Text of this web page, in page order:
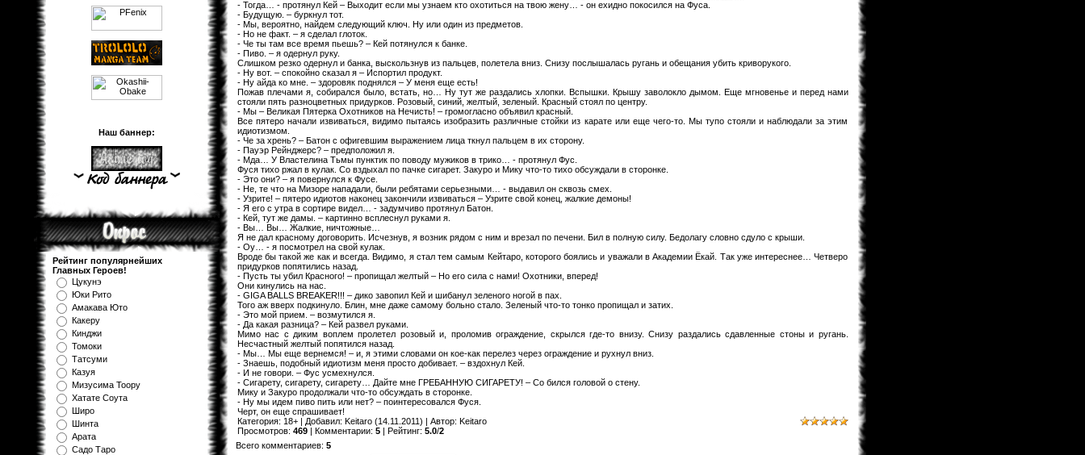
Наш баннер:
Рейтинг популярнейших
Главных Героев!
Цукунэ
Юки Рито
Амакава Юто
Какеру
Кинджи
Томоки
Татсуми
Казуя
Мизуcима Тоору
Хатате Соута
Широ
Шинта
Арата
Садо Таро
- Тогда… - протянул Кей – Выходит если мы узнаем кто охотиться на твою жену… - он ехидно покосился на Фуса.
- Будущую. – буркнул тот.
- Мы, вероятно, найдем следующий ключ. Ну или один из предметов.
- Но не факт. – я сделал глоток.
- Че ты там все время пьешь? – Кей потянулся к банке.
- Пиво. – я одернул руку.
Слишком резко одернул и банка, выскользнув из пальцев, полетела вниз. Снизу послышалась ругань и обещания убить криворукого.
- Ну вот. – спокойно сказал я – Испортил продукт.
- Ну айда ко мне. – здоровяк поднялся – У меня еще есть!
Пожав плечами я, собирался было, встать, но… Ну тут же раздались хлопки. Вспышки. Крышу заволокло дымом. Еще мгновенье и перед нами
стояли пять разноцветных придурков. Розовый, синий, желтый, зеленый. Красный стоял по центру.
- Мы – Великая Пятерка Охотников на Нечисть! – громогласно объявил красный.
Все пятеро начали извиваться, видимо пытаясь изобразить различные стойки из карате или еще чего-то. Мы тупо стояли и наблюдали за этим
идиотизмом.
- Че за хрень? – Батон с офигевшим выражением лица ткнул пальцем в их сторону.
- Пауэр Рейнджерс? – предположил я.
- Мда… У Властелина Тьмы пунктик по поводу мужиков в трико… - протянул Фус.
Фуся тихо ржал в кулак. Со вздыхал по пачке сигарет. Закуро и Мику что-то тихо обсуждали в сторонке.
- Это они? – я повернулся к Фусе.
- Не, те что на Мизоре нападали, были ребятами серьезными… - выдавил он сквозь смех.
- Узрите! – пятеро идиотов наконец закончили извиваться – Узрите свой конец, жалкие демоны!
- Я его с утра в сортире видел… - задумчиво протянул Батон.
- Кей, тут же дамы. – картинно всплеснул руками я.
- Вы… Вы… Жалкие, ничтожные…
Я не дал красному договорить. Исчезнув, я возник рядом с ним и врезал по печени. Бил в полную силу. Бедолагу словно сдуло с крыши.
- Оу… - я посмотрел на свой кулак.
Вроде бы такой же как и всегда. Видимо, я стал тем самым Кейтаро, которого боялись и уважали в Академии Ёкай. Так уже интереснее… Четверо
придурков попятились назад.
- Пусть ты убил Красного! – пропищал желтый – Но его сила с нами! Охотники, вперед!
Они кинулись на нас.
- GIGA BALLS BREAKER!!! – дико завопил Кей и шибанул зеленого ногой в пах.
Того аж вверх подкинуло. Блин, мне даже самому больно стало. Зеленый что-то тонко пропищал и затих.
- Это мой прием. – возмутился я.
- Да какая разница? – Кей развел руками.
Мимо нас с диким воплем пролетел розовый и, проломив ограждение, скрылся где-то внизу. Снизу раздались сдавленные стоны и ругань.
Несчастный желтый попятился назад.
- Мы… Мы еще вернемся! – и, я этими словами он кое-как перелез через ограждение и рухнул вниз.
- Знаешь, подобный идиотизм меня просто добивает. – вздохнул Кей.
- И не говори. – Фус усмехнулся.
- Сигарету, сигарету, сигарету… Дайте мне ГРЕБАННУЮ СИГАРЕТУ! – Со бился головой о стену.
Мику и Закуро продолжали что-то обсуждать в сторонке.
- Ну мы идем пиво пить или нет? – поинтересовался Фуся.
Черт, он еще спрашивает!
Категория: 18+| Добавил: Keitaro(14.11.2011) | Автор: Keitaro
Просмотров: 469| Комментарии: 5| Рейтинг: 5.0/2
Всего комментариев: 5